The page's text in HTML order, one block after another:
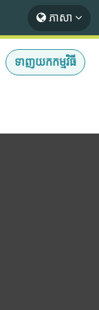
ភាសា
ទាញយកកម្មវិធី